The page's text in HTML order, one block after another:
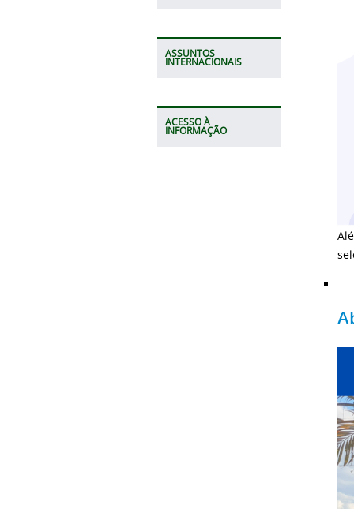
ASSUNTOS
INTERNACIONAIS
ACESSO À
INFORMAÇÃO